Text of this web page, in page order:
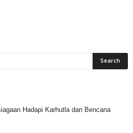
Hadapi Karhutla dan Bencana